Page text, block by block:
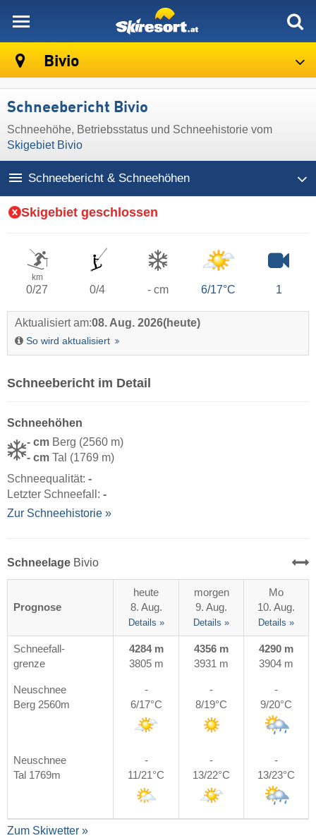
Bivio
Schneebericht Bivio
Schneehöhe, Betriebsstatus und Schneehistorie vom
Skigebiet Bivio
Schneebericht & Schneehöhen
Skigebiet geschlossen
km
0/27 0/4 - cm 6/17°C 1
Aktualisiert am:08. Aug. 2026(heute)
So wird aktualisiert
Schneebericht im Detail
Schneehöhen
- cm Berg (2560 m)
- cm Tal (1769 m)
Schneequalität: -
Letzter Schneefall: -
Zur Schneehistorie »
Schneelage Bivio
Prognose
heute
8. Aug.
Details »
morgen
9. Aug.
Details »
Mo
10. Aug.
Details »
Schneefall-
grenze
4284 m
3805 m
4356 m
3931 m
4290 m
3904 m
Neuschnee
Berg 2560m
-
6/17°C
-
8/19°C
-
9/20°C
Neuschnee
Tal 1769m
-
11/21°C
-
13/22°C
-
13/23°C
Zum Skiwetter »